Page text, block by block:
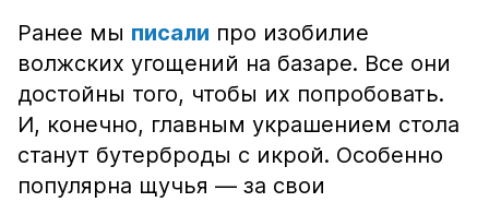
Ранее мы писали про изобилие
волжских угощений на базаре. Все они
достойны того, чтобы их попробовать.
И, конечно, главным украшением стола
станут бутерброды с икрой. Особенно
популярна щучья — за свои